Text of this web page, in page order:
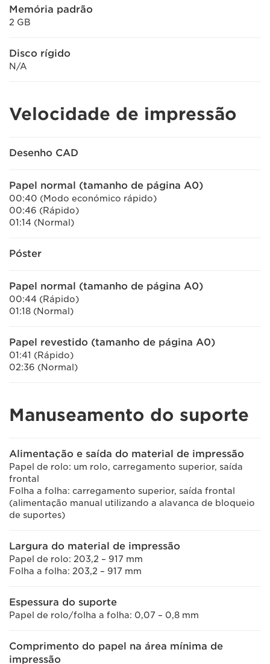
Memória padrão
2 GB
Disco rígido
N/A
Velocidade de impressão
Desenho CAD
Papel normal (tamanho de página A0)
00:40 (Modo económico rápido)
00:46 (Rápido)
01:14 (Normal)
Póster
Papel normal (tamanho de página A0)
00:44 (Rápido)
01:18 (Normal)
Papel revestido (tamanho de página A0)
01:41 (Rápido)
02:36 (Normal)
Manuseamento do suporte
Alimentação e saída do material de impressão
Papel de rolo: um rolo, carregamento superior, saída
frontal
Folha a folha: carregamento superior, saída frontal
(alimentação manual utilizando a alavanca de bloqueio
de suportes)
Largura do material de impressão
Papel de rolo: 203,2 – 917 mm
Folha a folha: 203,2 – 917 mm
Espessura do suporte
Papel de rolo/folha a folha: 0,07 – 0,8 mm
Comprimento do papel na área mínima de
impressão